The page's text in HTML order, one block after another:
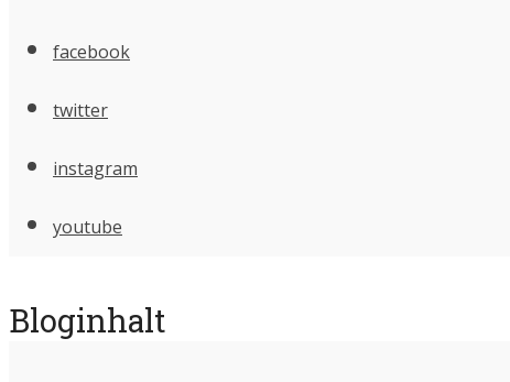
facebook
twitter
instagram
youtube
Bloginhalt